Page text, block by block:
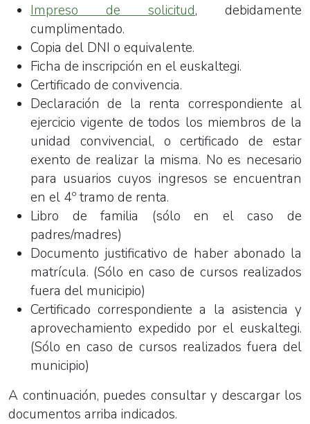
Impreso de solicitud, debidamente
cumplimentado.
Copia del DNI o equivalente.
Ficha de inscripción en el euskaltegi.
Certificado de convivencia.
Declaración de la renta correspondiente al
ejercicio vigente de todos los miembros de la
unidad convivencial, o certificado de estar
exento de realizar la misma. No es necesario
para usuarios cuyos ingresos se encuentran
en el 4º tramo de renta.
Libro de familia (sólo en el caso de
padres/madres)
Documento justificativo de haber abonado la
matrícula. (Sólo en caso de cursos realizados
fuera del municipio)
Certificado correspondiente a la asistencia y
aprovechamiento expedido por el euskaltegi.
(Sólo en caso de cursos realizados fuera del
municipio)
A continuación, puedes consultar y descargar los
documentos arriba indicados.